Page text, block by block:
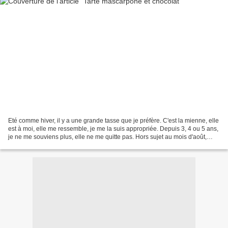
Eté comme hiver, il y a une grande tasse que je préfère. C'est la mienne, elle
est à moi, elle me ressemble, je me la suis appropriée. Depuis 3, 4 ou 5 ans,
je ne me souviens plus, elle ne me quitte pas. Hors sujet au mois d'août,